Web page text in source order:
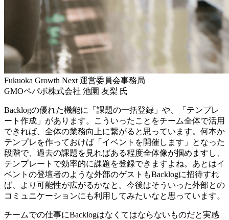
Fukuoka Growth Next 運営委員会事務局
GMOペパボ株式会社 池園 友梨 氏
Backlogの優れた機能に「課題の一括登録」や、「テンプレ
ート作成」があります。こういったことをチーム全体で活用
できれば、全体の業務向上に繋がると思っています。何本か
テンプレを作っておけば「イベントを開催します」となった
段階で、過去の課題を見ればある程度全体像が掴めますし、
テンプレートで効率的に課題を登録できますよね。あとはイ
ベントの登壇者のような外部のゲストもBacklogに招待すれ
ば、より可能性が広がるかなと。今後はそういった外部との
コミュニケーションにも利用してみたいなと思っています。
チームでの仕事にBacklogはなくてはならないものだと実感